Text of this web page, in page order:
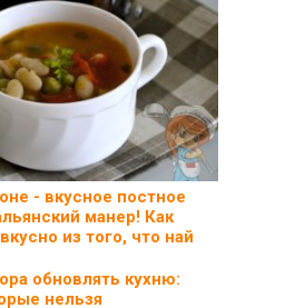
- вкусное постное
манер! Как
из того, что най
обновлять кухню:
нельзя